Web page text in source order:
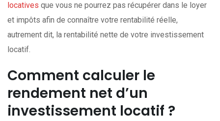
locatives que vous ne pourrez pas récupérer dans le loyer
et impôts afin de connaître votre rentabilité réelle,
autrement dit, la rentabilité nette de votre investissement
locatif.
Comment calculer le
rendement net d’un
investissement locatif ?